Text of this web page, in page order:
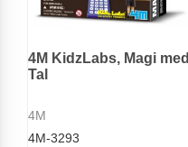
4M KidzLabs, Magi med
Tal
4M
4M-3293